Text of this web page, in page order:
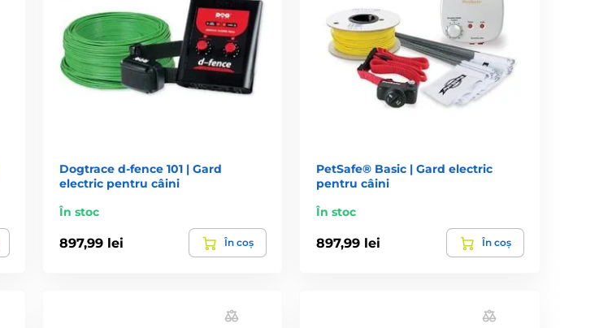
Dogtrace d‑fence 101 | Gard
electric pentru câini
În stoc
897,99 lei În coș
PetSafe® Basic | Gard electric
pentru câini
În stoc
897,99 lei În coș